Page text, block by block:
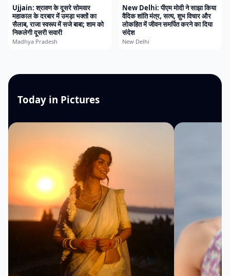
Ujjain: श्रावण के दूसरे सोमवार
महाकाल के दरबार में उमड़ा भक्तों का
सैलाब, राजा स्वरूप में सजे बाबा; शाम को
निकलेगी दूसरी सवारी
Madhya Pradesh
New Delhi: पीएम मोदी ने साझा किया
वैदिक शांति मंत्र, सत्य, शुभ विचार और
लोकहित में जीवन समर्पित करने का दिया
संदेश
New Delhi
Today in Pictures